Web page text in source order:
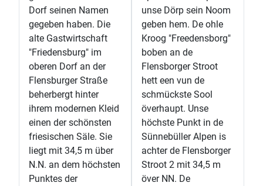
Dorf seinen Namen
gegeben haben. Die
alte Gastwirtschaft
"Friedensburg" im
oberen Dorf an der
Flensburger Straße
beherbergt hinter
ihrem modernen Kleid
einen der schönsten
friesischen Säle. Sie
liegt mit 34,5 m über
N.N. an dem höchsten
Punktes der
unse Dörp sein Noom
geben hem. De ohle
Kroog "Freedensborg"
boben an de
Flensborger Stroot
hett een vun de
schmückste Sool
överhaupt. Unse
höchste Punkt in de
Sünnebüller Alpen is
achter de Flensborger
Stroot 2 mit 34,5 m
över NN. De